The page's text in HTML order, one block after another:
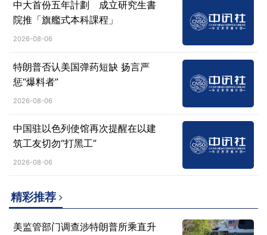
中大首份五年計劃 成立研究生書
院推「旗艦式本科課程」
2026-08-06
特朗普否认美国弹药短缺 扬言严
惩“爆料者”
2026-08-06
中国驻以色列使馆再次提醒在以建
筑工友切勿“打黑工”
2026-08-06
精彩推荐
美监管部门调查涉特朗普所乘直升